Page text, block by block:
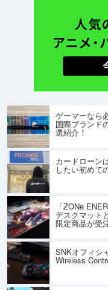
ゲーマーなら
国際ブランド
選紹介！
カードローン
したい初めて
「ZONe
デスクマット
限定商品が受
SNKオフィシ
Wireless